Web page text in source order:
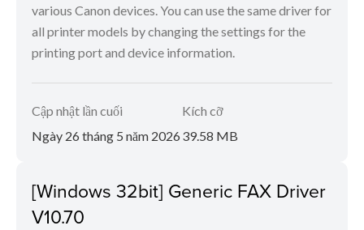
various Canon devices. You can use the same driver for
all printer models by changing the settings for the
printing port and device information.
Cập nhật lần cuối
Ngày 26 tháng 5 năm 2026
Kích cỡ
39.58 MB
[Windows 32bit] Generic FAX Driver
V10.70